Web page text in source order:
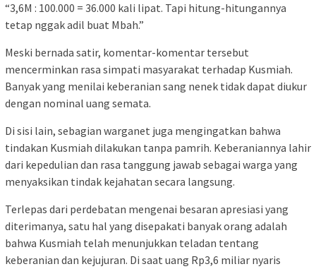
“3,6M : 100.000 = 36.000 kali lipat. Tapi hitung-hitungannya
tetap nggak adil buat Mbah.”
Meski bernada satir, komentar-komentar tersebut
mencerminkan rasa simpati masyarakat terhadap Kusmiah.
Banyak yang menilai keberanian sang nenek tidak dapat diukur
dengan nominal uang semata.
Di sisi lain, sebagian warganet juga mengingatkan bahwa
tindakan Kusmiah dilakukan tanpa pamrih. Keberaniannya lahir
dari kepedulian dan rasa tanggung jawab sebagai warga yang
menyaksikan tindak kejahatan secara langsung.
Terlepas dari perdebatan mengenai besaran apresiasi yang
diterimanya, satu hal yang disepakati banyak orang adalah
bahwa Kusmiah telah menunjukkan teladan tentang
keberanian dan kejujuran. Di saat uang Rp3,6 miliar nyaris